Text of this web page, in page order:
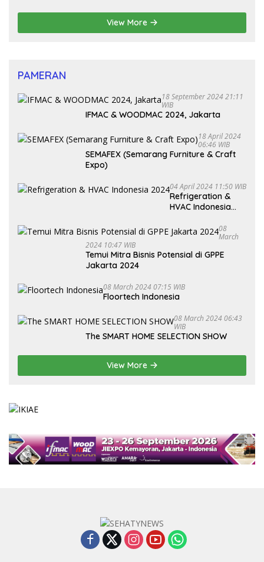
View More
PAMERAN
18 September 2024 21:11
WIB
IFMAC & WOODMAC 2024, Jakarta
18 April 2024
06:46 WIB
SEMAFEX (Semarang Furniture & Craft
Expo)
04 April 2024 11:50 WIB
Refrigeration &
HVAC Indonesia
08
March
2024 10:47 WIB
Temui Mitra Bisnis Potensial di GPPE
Jakarta 2024
08 March 2024 07:15 WIB
Floortech Indonesia
08 March 2024 06:43
WIB
The SMART HOME SELECTION SHOW
View More